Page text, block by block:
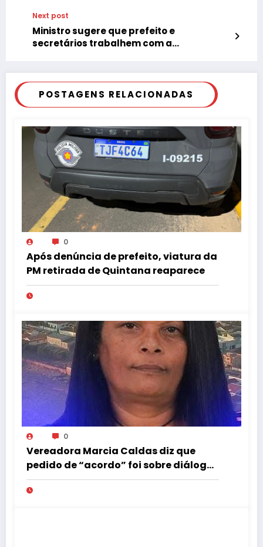
Next post
Ministro sugere que prefeito e
secretários trabalhem com a
POSTAGENS RELACIONADAS
0
Após denúncia de prefeito, viatura da
PM retirada de Quintana reaparece
0
Vereadora Marcia Caldas diz que
pedido de “acordo” foi sobre diálogo
institucional